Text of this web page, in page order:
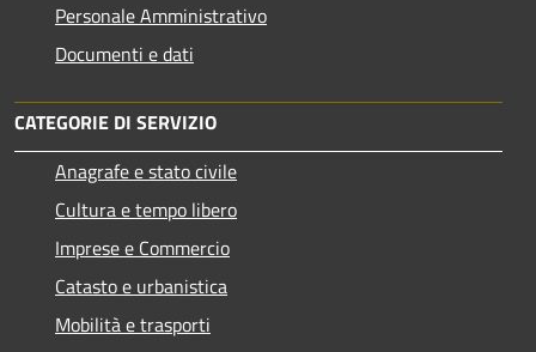
Personale Amministrativo
Documenti e dati
CATEGORIE DI SERVIZIO
Anagrafe e stato civile
Cultura e tempo libero
Imprese e Commercio
Catasto e urbanistica
Mobilità e trasporti